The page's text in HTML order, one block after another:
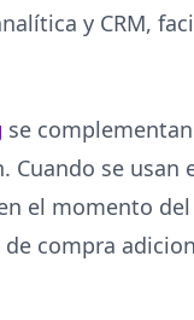
y CRM,
se
Cuando se
el momento
compra